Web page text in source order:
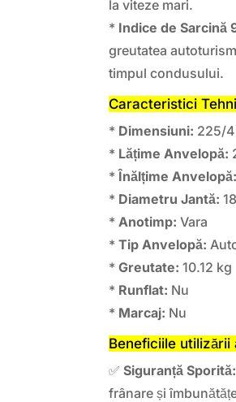
la viteze mari.
* Indice de Sarcină
greutatea
timpul condusului.
Caracteristici
* Dimensiuni: 225/
* Lățime Anvelopă:
*Înălțime Anvelopă:
* Diametru Jantă:
* Anotimp: Vara
*Tip Anvelopă:
*Greutate: 10.12 kg
* Runflat: Nu
* Marcaj: Nu
Beneficiile utilizării
✅Siguranță Sporită:
frânare și